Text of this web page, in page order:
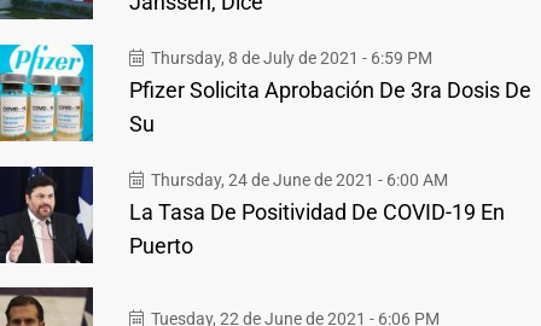
Thursday, 8 de July de 2021 - 6:59 PM
Pfizer Solicita Aprobación De 3ra Dosis De
Su
Thursday, 24 de June de 2021 - 6:00 AM
La Tasa De Positividad De COVID-19 En
Puerto
Tuesday, 22 de June de 2021 - 6:06 PM